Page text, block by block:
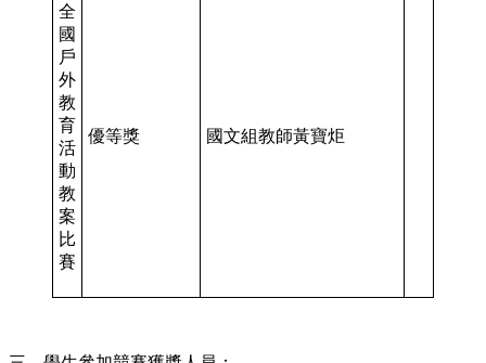
全
國
戶
外
教
育
活
動
教
案
比
賽
優等獎 國文組教師黃寶炬